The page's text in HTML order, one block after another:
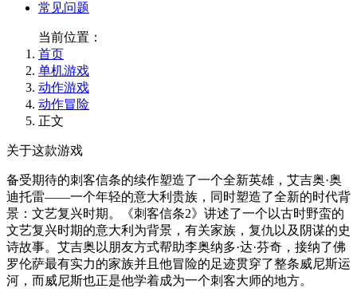
常见问题
当前位置：
首页
单机游戏
动作游戏
动作冒险
正文
关于这款游戏
备受期待的刺客信条的续作塑造了一个全新英雄，艾吉奥·奥
迪托雷——一个年轻的意大利贵族，同时塑造了全新的时代背
景：文艺复兴时期。《刺客信条2》讲述了一个以古时野蛮的
文艺复兴时期的意大利为背景，有关家族，复仇以及阴谋的史
诗故事。艾吉奥以朋友方式帮助李奥纳多·达·芬奇，接纳了佛
罗伦萨最有实力的家族并且他冒险的足迹贯穿了整条威尼斯运
河，而威尼斯也正是他学着成为一个刺客大师的地方。